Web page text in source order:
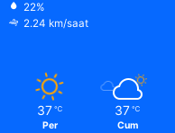
22%
2.24 km/saat
37 ℃
Per
37 ℃
Cum